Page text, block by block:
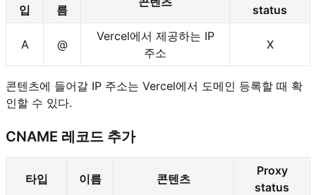
입 름 status
A @
Vercel에서 제공하는 IP
주소
X
콘텐츠에 들어갈 IP 주소는 Vercel에서 도메인 등록할 때 확
인할 수 있다.
CNAME 레코드 추가
타입 이름 콘텐츠
Proxy
status